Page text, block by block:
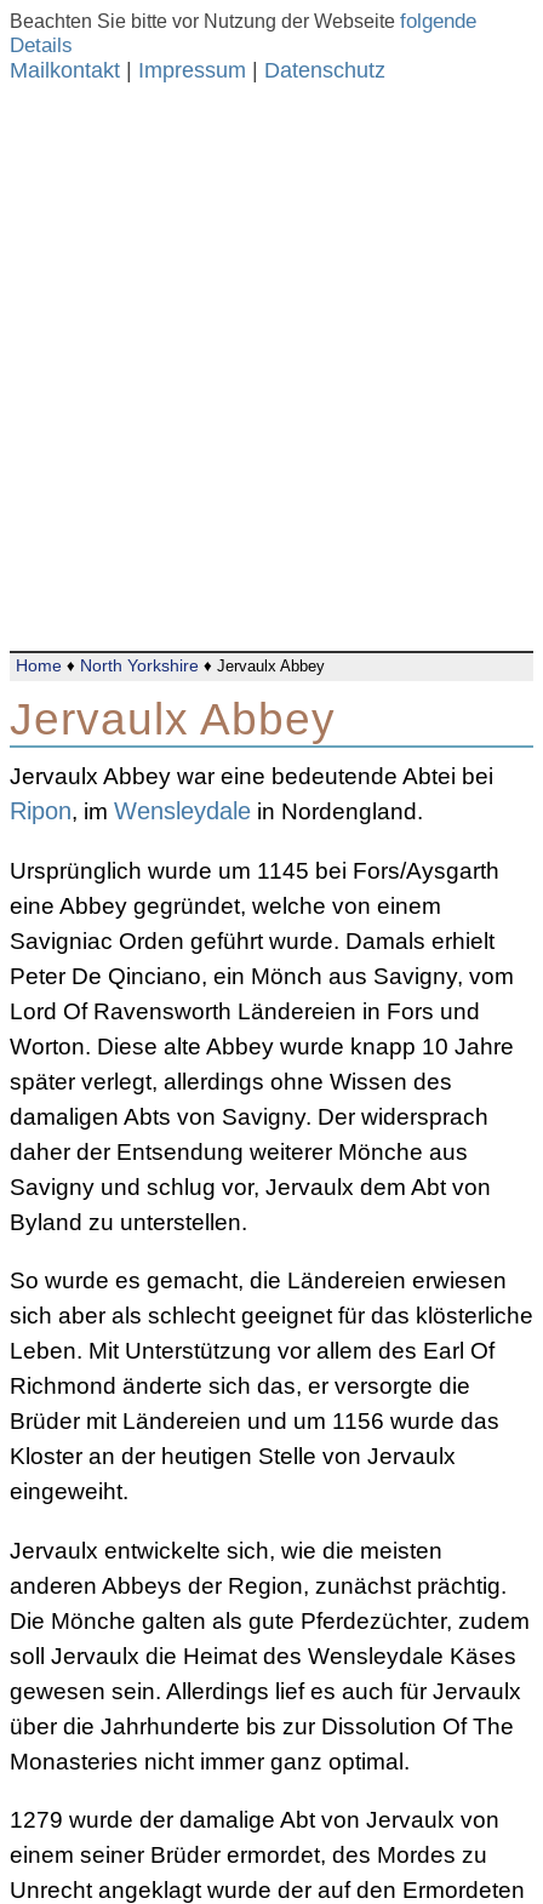
Beachten Sie bitte vor Nutzung der Webseite folgende
Details
Mailkontakt Impressum Datenschutz
Home ♦ North Yorkshire ♦ Jervaulx Abbey
Jervaulx Abbey
Jervaulx Abbey war eine bedeutende Abtei bei
Ripon, im Wensleydale in Nordengland.
Ursprünglich wurde um 1145 bei Fors/Aysgarth
eine Abbey gegründet, welche von einem
Savigniac Orden geführt wurde. Damals erhielt
Peter De Qinciano, ein Mönch aus Savigny, vom
Lord Of Ravensworth Ländereien in Fors und
Worton. Diese alte Abbey wurde knapp 10 Jahre
später verlegt, allerdings ohne Wissen des
damaligen Abts von Savigny. Der widersprach
daher der Entsendung weiterer Mönche aus
Savigny und schlug vor, Jervaulx dem Abt von
Byland zu unterstellen.
So wurde es gemacht, die Ländereien erwiesen
sich aber als schlecht geeignet für das klösterliche
Leben. Mit Unterstützung vor allem des Earl Of
Richmond änderte sich das, er versorgte die
Brüder mit Ländereien und um 1156 wurde das
Kloster an der heutigen Stelle von Jervaulx
eingeweiht.
Jervaulx entwickelte sich, wie die meisten
anderen Abbeys der Region, zunächst prächtig.
Die Mönche galten als gute Pferdezüchter, zudem
soll Jervaulx die Heimat des Wensleydale Käses
gewesen sein. Allerdings lief es auch für Jervaulx
über die Jahrhunderte bis zur Dissolution Of The
Monasteries nicht immer ganz optimal.
1279 wurde der damalige Abt von Jervaulx von
einem seiner Brüder ermordet, des Mordes zu
Unrecht angeklagt wurde der auf den Ermordeten